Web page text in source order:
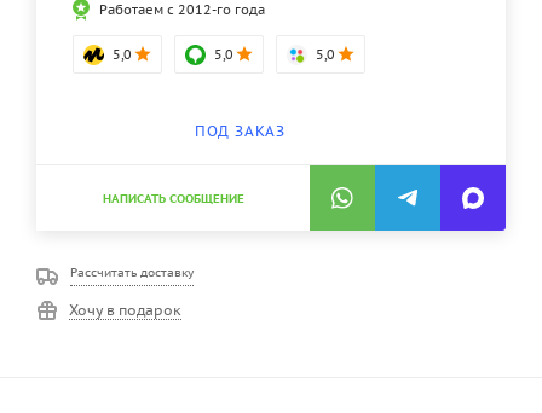
Работаем с 2012-го года
5,0 5,0 5,0
ПОД ЗАКАЗ
НАПИСАТЬ СООБЩЕНИЕ
Рассчитать доставку
Хочу в подарок